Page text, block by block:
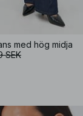
med hög midja
SEK